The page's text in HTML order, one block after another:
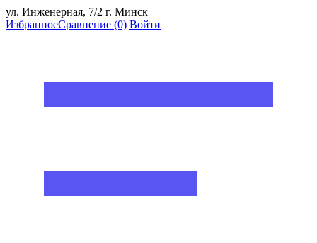
ул. Инженерная, 7/2 г. Минск
ИзбранноеСравнение (0) Войти